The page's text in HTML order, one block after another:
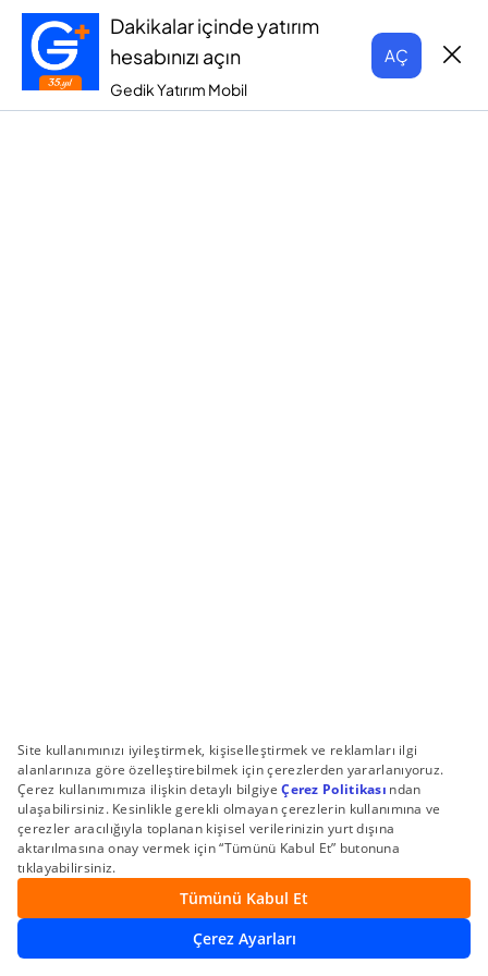
Dakikalar içinde yatırım
hesabınızı açın
Gedik Yatırım Mobil
AÇ